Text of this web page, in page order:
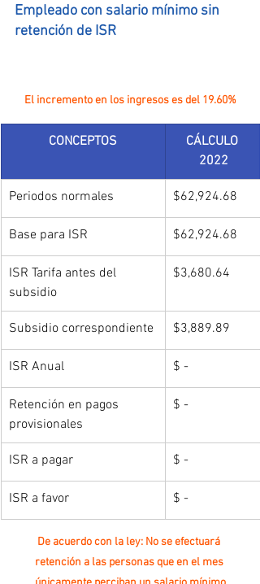
Empleado con salario mínimo sin
retención de ISR
El incremento en los ingresos es del 19.60%
CONCEPTOS
CÁLCULO
2022
Periodos normales $62,924.68
Base para ISR $62,924.68
ISR Tarifa antes del
subsidio
$3,680.64
Subsidio correspondiente $3,889.89
ISR Anual $ -
Retención en pagos
provisionales
$ -
ISR a pagar $ -
ISR a favor $ -
De acuerdo con la ley: No se efectuará
retención a las personas que en el mes